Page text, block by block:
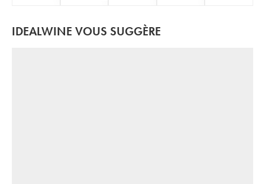
IDEALWINE VOUS SUGGÈRE